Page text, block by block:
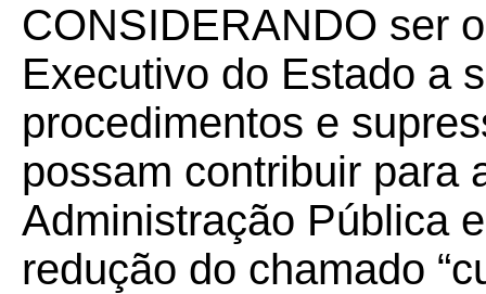
CONSIDERANDO ser
Executivo do Estado a
procedimentos e
possam contribuir para
Administração Pública
redução do chamado